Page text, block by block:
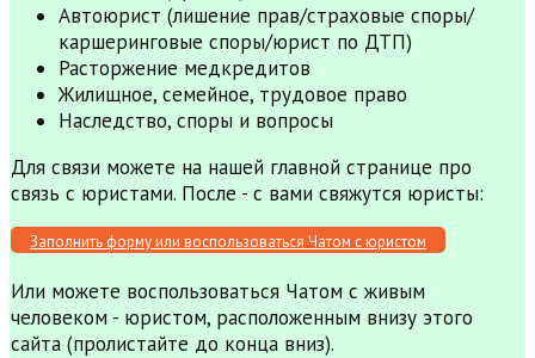
Автоюрист (лишение прав/страховые споры/
каршеринговые споры/юрист по ДТП)
Расторжение медкредитов
Жилищное, семейное, трудовое право
Наследство, споры и вопросы
Для связи можете на нашей главной странице про
связь с юристами. После - с вами свяжутся юристы:
Заполнить форму или воспользоваться Чатом с юристом
Или можете воспользоваться Чатом с живым
человеком - юристом, расположенным внизу этого
сайта (пролистайте до конца вниз).